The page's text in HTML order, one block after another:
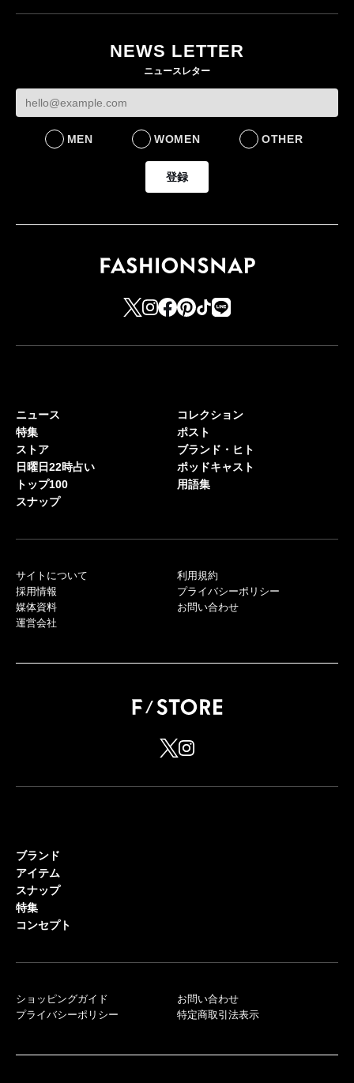
NEWS LETTER
ニュースレター
MEN WOMEN OTHER
登録
ニュース
特集
ストア
日曜日22時占い
トップ100
スナップ
コレクション
ポスト
ブランド・ヒト
ポッドキャスト
用語集
サイトについて
採用情報
媒体資料
運営会社
利用規約
プライバシーポリシー
お問い合わせ
ブランド
アイテム
スナップ
特集
コンセプト
ショッピングガイド
プライバシーポリシー
お問い合わせ
特定商取引法表示